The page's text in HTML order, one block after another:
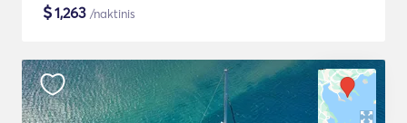
$1,263 /naktinis